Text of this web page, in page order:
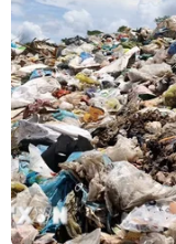
Đâm dao ở trung
nữ nghi phạm bị
05/08/2026 15:07
Nhiều chuyến